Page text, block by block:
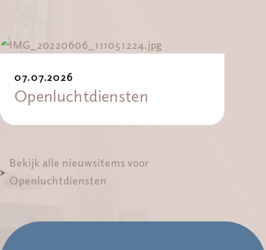
07.07.2026
Openluchtdiensten
Bekijk alle nieuwsitems voor
Openluchtdiensten